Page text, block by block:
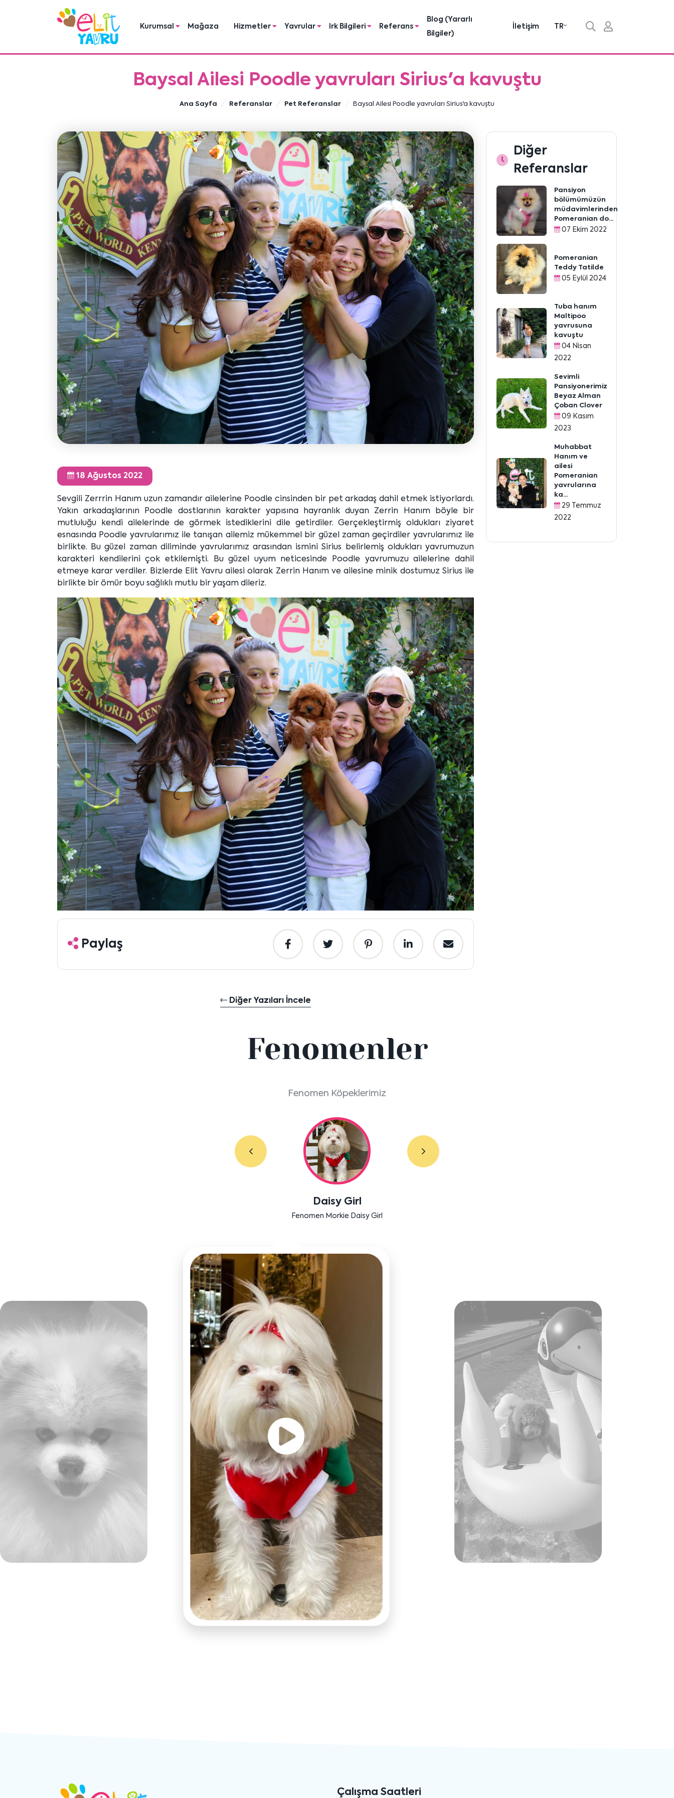
Kurumsal Mağaza Hizmetler Yavrular Irk Bilgileri Referans
Blog (Yararlı
Bilgiler)
İletişim TR
Baysal Ailesi Poodle yavruları Sirius'a kavuştu
Ana Sayfa Referanslar Pet Referanslar Baysal Ailesi Poodle yavruları Sirius'a kavuştu
18 Ağustos 2022
Sevgili Zerrrin Hanım uzun zamandır ailelerine Poodle cinsinden bir pet arkadaş dahil etmek istiyorlardı.
Yakın arkadaşlarının Poodle dostlarının karakter yapısına hayranlık duyan Zerrin Hanım böyle bir
mutluluğu kendi ailelerinde de görmek istediklerini dile getirdiler. Gerçekleştirmiş oldukları ziyaret
esnasında Poodle yavrularımız ile tanışan ailemiz mükemmel bir güzel zaman geçirdiler yavrularımız ile
birlikte. Bu güzel zaman diliminde yavrularımız arasından ismini Sirius belirlemiş oldukları yavrumuzun
karakteri kendilerini çok etkilemişti. Bu güzel uyum neticesinde Poodle yavrumuzu ailelerine dahil
etmeye karar verdiler. Bizlerde Elit Yavru ailesi olarak Zerrin Hanım ve ailesine minik dostumuz Sirius ile
birlikte bir ömür boyu sağlıklı mutlu bir yaşam dileriz.
Paylaş
Diğer Yazıları İncele
Diğer
Referanslar
Pansiyon
bölümümüzün
müdavimlerinden
Pomeranian do...
07 Ekim 2022
Pomeranian
Teddy Tatilde
05 Eylül 2024
Tuba hanım
Maltipoo
yavrusuna
kavuştu
04 Nisan
2022
Sevimli
Pansiyonerimiz
Beyaz Alman
Çoban Clover
09 Kasım
2023
Muhabbat
Hanım ve
ailesi
Pomeranian
yavrularına
ka...
29 Temmuz
2022
Fenomenler
Fenomen Köpeklerimiz
Labradoodle Bruno
Bensu Soral'ın dostu Bruno
Çalışma Saatleri